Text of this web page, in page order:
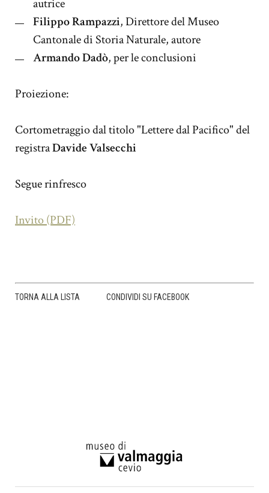
autrice
Filippo Rampazzi, Direttore del Museo
Cantonale di Storia Naturale, autore
Armando Dadò, per le conclusioni
Proiezione:
Cortometraggio dal titolo "Lettere dal Pacifico" del
registraDavide Valsecchi
Segue rinfresco
Invito (PDF)
TORNA ALLA LISTA CONDIVIDI SU FACEBOOK